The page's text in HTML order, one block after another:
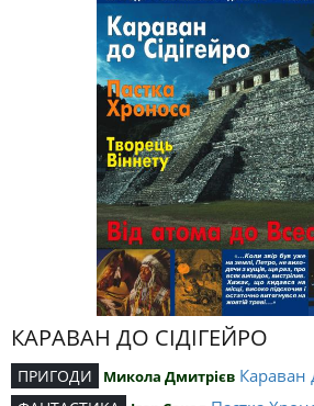
КАРАВАН ДО СІДІГЕЙРО
ПРИГОДИ Микола Дмитрієв Караван